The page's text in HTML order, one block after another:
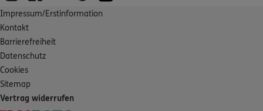
Impressum/Erstinformation
Kontakt
Barrierefreiheit
Datenschutz
Cookies
Sitemap
Vertrag widerrufen